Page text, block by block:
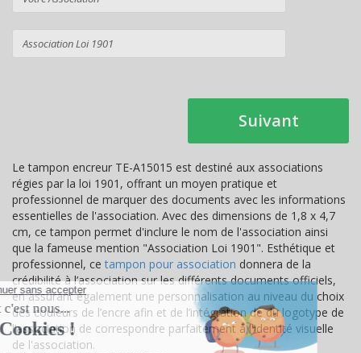
Suivant
Le tampon encreur TE-A15015 est destiné aux associations
régies par la loi 1901, offrant un moyen pratique et
professionnel de marquer des documents avec les informations
essentielles de l'association. Avec des dimensions de 1,8 x 4,7
cm, ce tampon permet d'inclure le nom de l'association ainsi
que la fameuse mention "Association Loi 1901". Esthétique et
professionnel, cetampon pour association donnera de la
crédibilité à l’association sur les différents documents officiels,
en assurant également une personnalisation au niveau du choix
des couleurs de l’encre afin et de l’intégration de du logotype de
l’association de correspondre parfaitement à l'identité visuelle
de l'association.